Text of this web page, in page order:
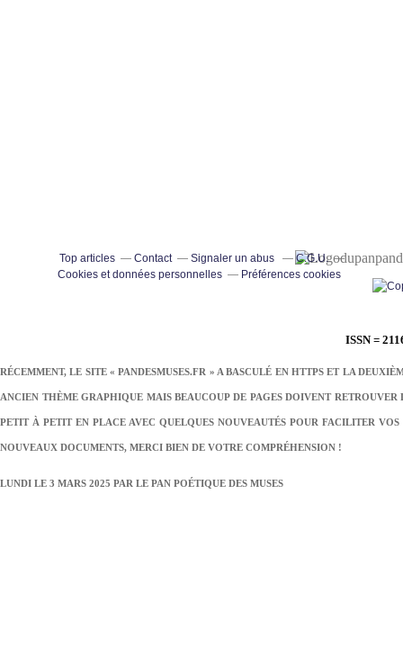
ISSN =
RÉCEMMENT, LE SITE « PANDESMUSES.FR » A BASCULÉ EN HTTPS ET LA
ANCIEN THÈME GRAPHIQUE MAIS BEAUCOUP DE PAGES DOIVENT
PETIT À PETIT EN PLACE AVEC QUELQUES NOUVEAUTÉS POUR FACILITER
NOUVEAUX DOCUMENTS, MERCI BIEN DE VOTRE COMPRÉHENSION !
LUNDI LE 3 MARS 2025 PAR LE PAN POÉTIQUE DES MUSES
Top articles Contact Signaler un abus
C.G.U.
Cookies et données personnelles
Préférences cookies